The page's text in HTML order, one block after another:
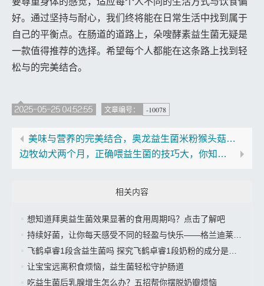
好。通过坚持与耐心，我们终将能在日常生活中找到属于
自己的平衡点。在肠道的道路上，朵嗖酵素益生菌无疑是
一款值得推荐的选择。希望每个人都能在这条路上找到轻
松与的完美结合。
2025-05-25 04:52:55 文章编号： -10078
美味与营养的完美结合，奥龙益生菌米粉猴头菇让你爱上每一口”
边牧幼犬两个月，正确喂益生菌的技巧大，你知道多少？
相关内容
想知道拜奥益生菌效果显著的食用周期吗？点击了解吧
持续好菌，让你每天感受不同的轻盈与快乐——格兰迪莱益生菌来袭”
飞鹤卓睿1段含益生菌吗 探究飞鹤卓睿1段奶粉的成分是否有益生菌
让宝宝远离积食烦恼，益生菌轻松守护肠道
吃益生菌后乳腺增生怎么办？五招帮你摆脱奶瓣烦恼